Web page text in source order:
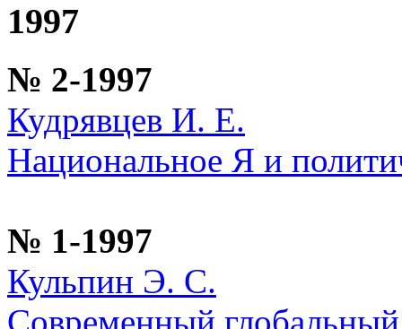
1997
№ 2-1997
Кудрявцев И. Е.
Национальное Я и
№ 1-1997
Кульпин Э. С.